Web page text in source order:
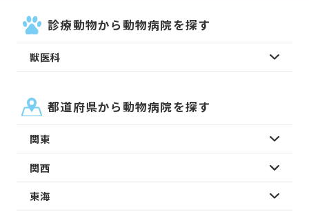
診療動物から動物病院を探す
獣医科
都道府県から動物病院を探す
関東
関西
東海